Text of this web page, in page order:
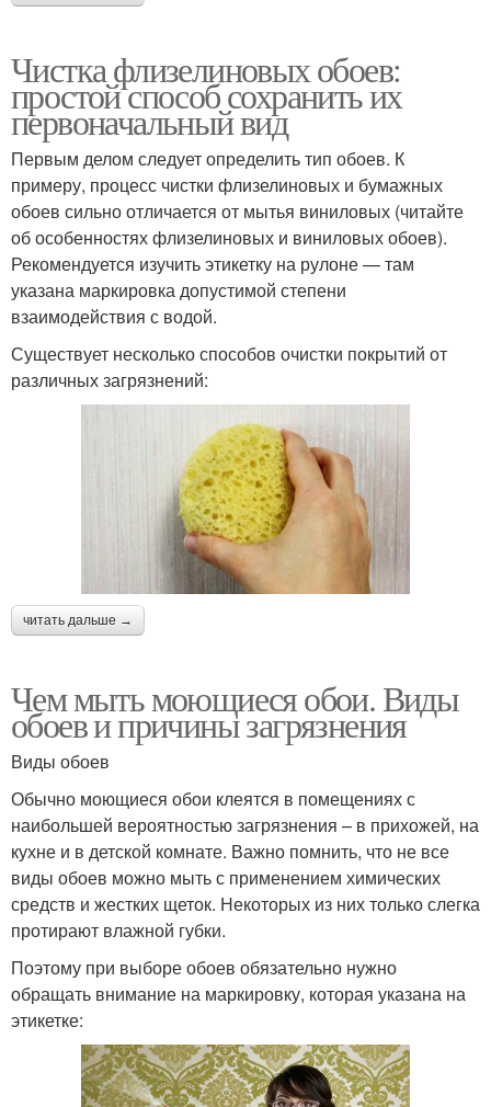
Чистка флизелиновых обоев:
простой способ сохранить их
первоначальный вид
Первым делом следует определить тип обоев. К
примеру, процесс чистки флизелиновых и бумажных
обоев сильно отличается от мытья виниловых (читайте
об особенностях флизелиновых и виниловых обоев).
Рекомендуется изучить этикетку на рулоне — там
указана маркировка допустимой степени
взаимодействия с водой.
Существует несколько способов очистки покрытий от
различных загрязнений:
читать дальше →
Чем мыть моющиеся обои. Виды
обоев и причины загрязнения
Виды обоев
Обычно моющиеся обои клеятся в помещениях с
наибольшей вероятностью загрязнения – в прихожей, на
кухне и в детской комнате. Важно помнить, что не все
виды обоев можно мыть с применением химических
средств и жестких щеток. Некоторых из них только слегка
протирают влажной губки.
Поэтому при выборе обоев обязательно нужно
обращать внимание на маркировку, которая указана на
этикетке: